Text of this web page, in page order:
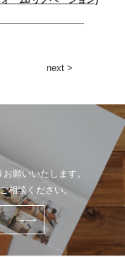
next >
願いいたします。
相談ください。